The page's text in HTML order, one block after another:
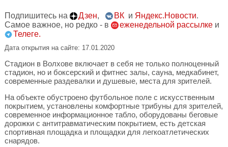
Подпишитесь на Дзен, ВК и Яндекс.Новости.
Самое важное, но редко - в
еженедельной рассылке и
Телеге.
Дата открытия на сайте: 17.01.2020
Стадион в Волхове включает в себя не только полноценный
стадион, но и боксерский и фитнес залы, сауна, медкабинет,
современные раздевалки и душевые, места для зрителей.
На объекте обустроено футбольное поле с искусственным
покрытием, установлены комфортные трибуны для зрителей,
современное информационное табло, оборудованы беговые
дорожки с антитравматическим покрытием, есть детская
спортивная площадка и площадки для легкоатлетических
снарядов.